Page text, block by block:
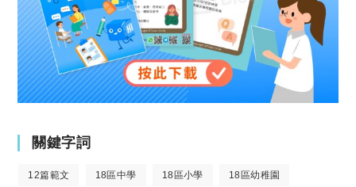
關鍵字詞
12篇範文 18區中學 18區小學 18區幼稚園